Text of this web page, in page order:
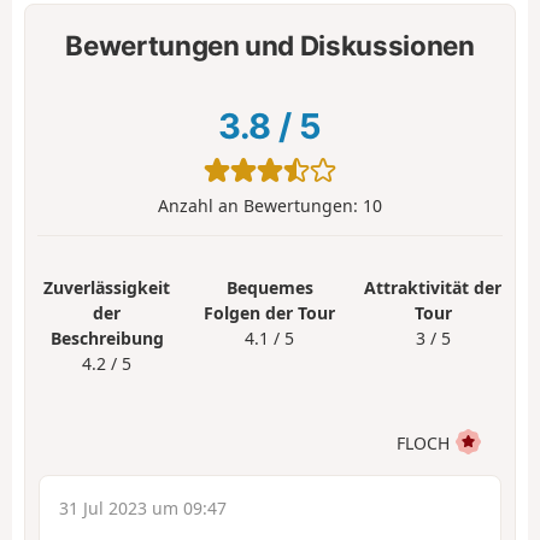
Bewertungen und Diskussionen
3.8 / 5
Anzahl an Bewertungen: 10
Zuverlässigkeit
der
Beschreibung
4.2 / 5
Bequemes
Folgen der Tour
4.1 / 5
Attraktivität der
Tour
3 / 5
FLOCH
31 Jul 2023 um 09:47